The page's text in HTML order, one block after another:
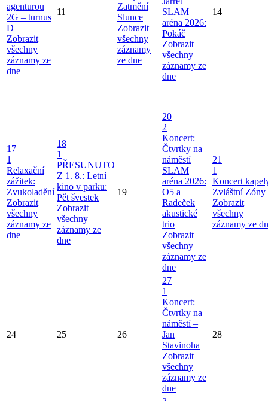
agenturou
2G – turnus
D
Zobrazit
všechny
záznamy ze
dne
11
Zatmění
Slunce
Zobrazit
všechny
záznamy
ze dne
SLAM
aréna 2026:
Pokáč
Zobrazit
všechny
záznamy ze
dne
14
17
1
Relaxační
zážitek:
Zvukoladění
Zobrazit
všechny
záznamy ze
dne
18
1
PŘESUNUTO
Z 1. 8.: Letní
kino v parku:
Pět švestek
Zobrazit
všechny
záznamy ze
dne
19
20
2
Koncert:
Čtvrtky na
náměstí
SLAM
aréna 2026:
O5 a
Radeček
akustické
trio
Zobrazit
všechny
záznamy ze
dne
21
1
Koncert
Zvláštní Zóny
Zobrazit
všechny
záznamy ze
24 25 26
27
1
Koncert:
Čtvrtky na
náměstí –
Jan
Stavinoha
Zobrazit
všechny
záznamy ze
dne
28